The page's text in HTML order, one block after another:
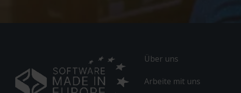
Über uns
Arbeite mit uns